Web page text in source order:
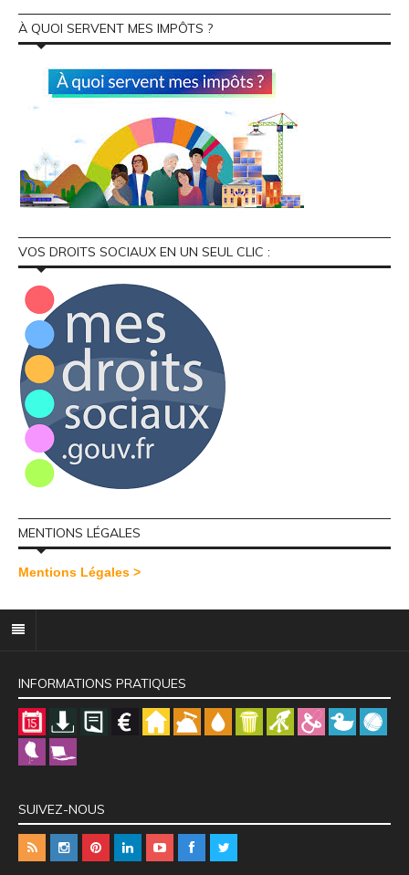
À QUOI SERVENT MES IMPÔTS ?
VOS DROITS SOCIAUX EN UN SEUL CLIC :
MENTIONS LÉGALES
Mentions Légales >
INFORMATIONS PRATIQUES
SUIVEZ-NOUS